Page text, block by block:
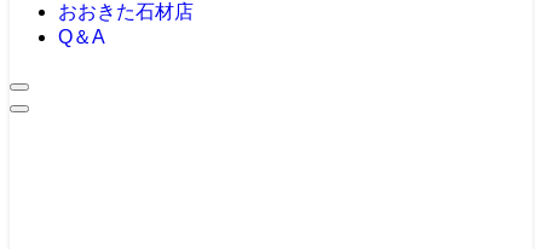
おおきた石材店
Q＆A